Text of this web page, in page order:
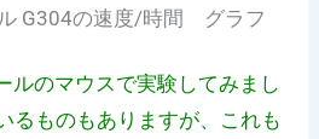
G304の速度/時間 グラフ
ルのマウスで実験してみまし
るものもありますが、これも